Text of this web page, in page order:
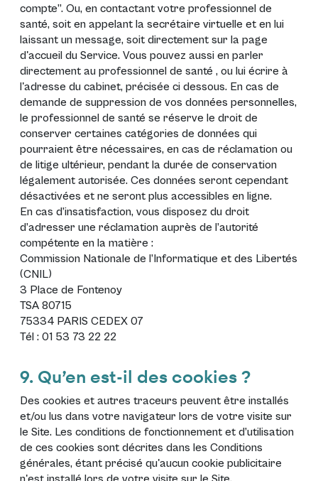
compte”. Ou, en contactant votre professionnel de
santé, soit en appelant la secrétaire virtuelle et en lui
laissant un message, soit directement sur la page
d'accueil du Service. Vous pouvez aussi en parler
directement au professionnel de santé , ou lui écrire à
l'adresse du cabinet, précisée ci dessous. En cas de
demande de suppression de vos données personnelles,
le professionnel de santé se réserve le droit de
conserver certaines catégories de données qui
pourraient être nécessaires, en cas de réclamation ou
de litige ultérieur, pendant la durée de conservation
légalement autorisée. Ces données seront cependant
désactivées et ne seront plus accessibles en ligne.
En cas d’insatisfaction, vous disposez du droit
d’adresser une réclamation auprès de l’autorité
compétente en la matière :
Commission Nationale de l’Informatique et des Libertés
(CNIL)
3 Place de Fontenoy
TSA 80715
75334 PARIS CEDEX 07
Tél : 01 53 73 22 22
9. Qu’en est-il des cookies ?
Des cookies et autres traceurs peuvent être installés
et/ou lus dans votre navigateur lors de votre visite sur
le Site. Les conditions de fonctionnement et d’utilisation
de ces cookies sont décrites dans les Conditions
générales, étant précisé qu'aucun cookie publicitaire